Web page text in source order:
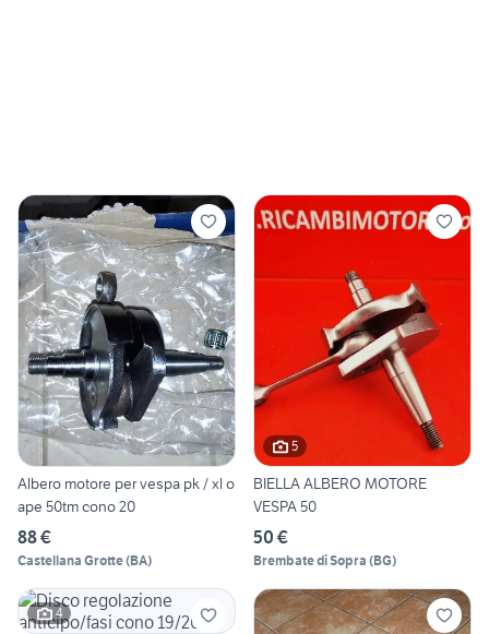
Albero motore per vespa pk / xl o
ape 50tm cono 20
88 €
Castellana Grotte(BA)
5
BIELLA ALBERO MOTORE
VESPA 50
50 €
Brembate di Sopra (BG)
4